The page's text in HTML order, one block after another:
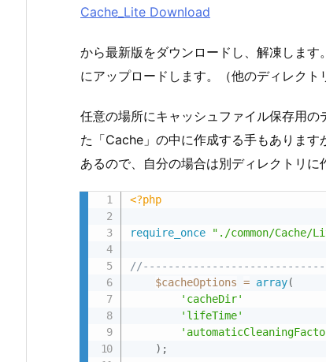
Cache_Lite Download
から最新版をダウンロードし、解凍しま
にアップロードします。（他のディレクト
任意の場所にキャッシュファイル保存用
た「Cache」の中に作成する手もありま
あるので、自分の場合は別ディレクトリに
<?php
require_once "./common/Cache/
$cacheOptions = array(
'cacheDir'
'lifeTime'
) ;